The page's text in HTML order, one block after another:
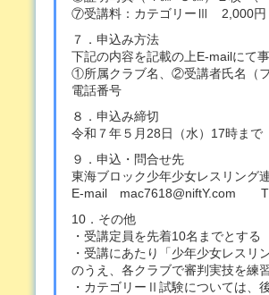
⑦受講料：カテゴリーⅢ 2,000
７．申込み方法
下記の内容を記載の上E-mailにて
①所属クラブ名、②受講者氏名（
電話番号
８．申込み締切
令和７年５月28日（水）17時まで
９．申込・問合せ先
東海ブロック少年少女レスリ
E-mail mac7618@niftY.com
10．その他
・受講定員を先着10名までとする
・受講にあたり「少年少女レス
のうえ、各クラブで審判実技を練
・カテゴリーⅡ試験については、